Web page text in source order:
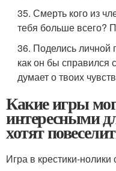
35. Смерть кого из
тебя больше всего?
36. Поделись личной
как он бы справился
думает о твоих
Какие игры
интересными
хотят
Игра в крестики-